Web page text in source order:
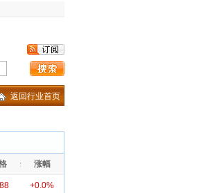
返回行业首页
涨幅
+0.0%